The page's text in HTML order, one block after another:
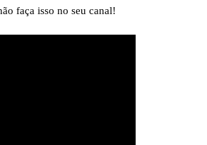
faça isso no seu canal!